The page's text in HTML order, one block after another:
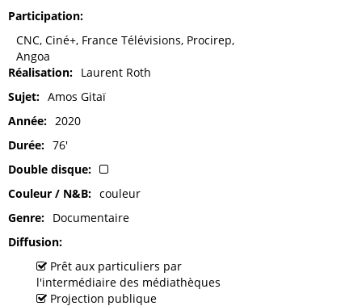
Participation
CNC, Ciné+, France Télévisions, Procirep,
Angoa
Réalisation
Laurent Roth
Sujet
Amos Gitaï
Année
2020
Durée
76'
Double disque
Couleur / N&B
couleur
Genre
Documentaire
Diffusion
Prêt aux particuliers par
l'intermédiaire des médiathèques
Projection publique